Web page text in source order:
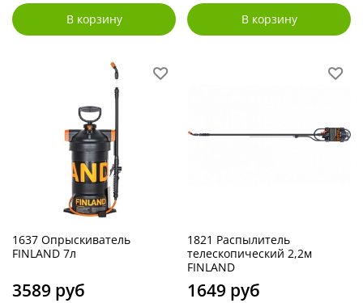
В корзину В корзину
1637 Опрыскиватель
FINLAND 7л
3589 руб
1821 Распылитель
телескопический 2,2м
FINLAND
1649 руб